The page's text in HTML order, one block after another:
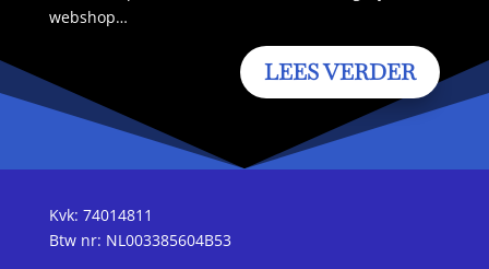
webshop…
LEES VERDER
Kvk: 74014811
Btw nr: NL003385604B53